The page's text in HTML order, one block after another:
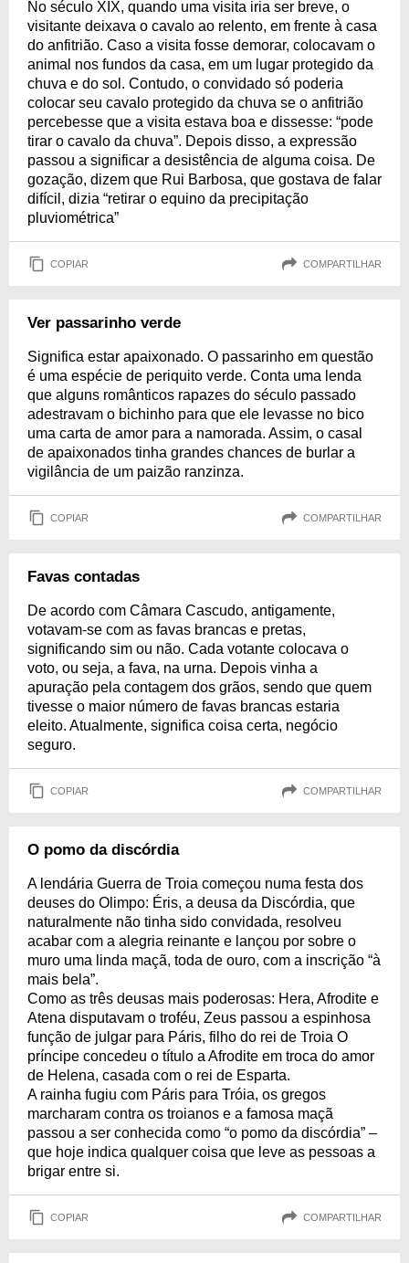
No século XIX, quando uma visita iria ser breve, o
visitante deixava o cavalo ao relento, em frente à casa
do anfitrião. Caso a visita fosse demorar, colocavam o
animal nos fundos da casa, em um lugar protegido da
chuva e do sol. Contudo, o convidado só poderia
colocar seu cavalo protegido da chuva se o anfitrião
percebesse que a visita estava boa e dissesse: “pode
tirar o cavalo da chuva”. Depois disso, a expressão
passou a significar a desistência de alguma coisa. De
gozação, dizem que Rui Barbosa, que gostava de falar
difícil, dizia “retirar o equino da precipitação
pluviométrica”
COPIAR COMPARTILHAR
Ver passarinho verde
Significa estar apaixonado. O passarinho em questão
é uma espécie de periquito verde. Conta uma lenda
que alguns românticos rapazes do século passado
adestravam o bichinho para que ele levasse no bico
uma carta de amor para a namorada. Assim, o casal
de apaixonados tinha grandes chances de burlar a
vigilância de um paizão ranzinza.
COPIAR COMPARTILHAR
Favas contadas
De acordo com Câmara Cascudo, antigamente,
votavam-se com as favas brancas e pretas,
significando sim ou não. Cada votante colocava o
voto, ou seja, a fava, na urna. Depois vinha a
apuração pela contagem dos grãos, sendo que quem
tivesse o maior número de favas brancas estaria
eleito. Atualmente, significa coisa certa, negócio
seguro.
COPIAR COMPARTILHAR
O pomo da discórdia
A lendária Guerra de Troia começou numa festa dos
deuses do Olimpo: Éris, a deusa da Discórdia, que
naturalmente não tinha sido convidada, resolveu
acabar com a alegria reinante e lançou por sobre o
muro uma linda maçã, toda de ouro, com a inscrição “à
mais bela”.
Como as três deusas mais poderosas: Hera, Afrodite e
Atena disputavam o troféu, Zeus passou a espinhosa
função de julgar para Páris, filho do rei de Troia O
príncipe concedeu o título a Afrodite em troca do amor
de Helena, casada com o rei de Esparta.
A rainha fugiu com Páris para Tróia, os gregos
marcharam contra os troianos e a famosa maçã
passou a ser conhecida como “o pomo da discórdia” –
que hoje indica qualquer coisa que leve as pessoas a
brigar entre si.
COPIAR COMPARTILHAR